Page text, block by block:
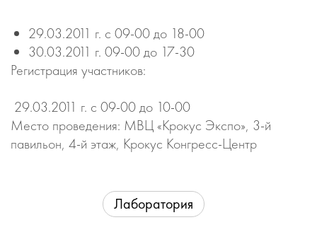
29.03.2011 г. с 09-00 до 18-00
30.03.2011 г. 09-00 до 17-30
Регистрация участников:
29.03.2011 г. с 09-00 до 10-00
Место проведения: МВЦ «Крокус Экспо», 3-й
павильон, 4-й этаж, Крокус Конгресс-Центр
Лаборатория